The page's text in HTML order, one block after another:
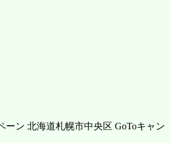
ーン 北海道札幌市中央区 GoToキャン